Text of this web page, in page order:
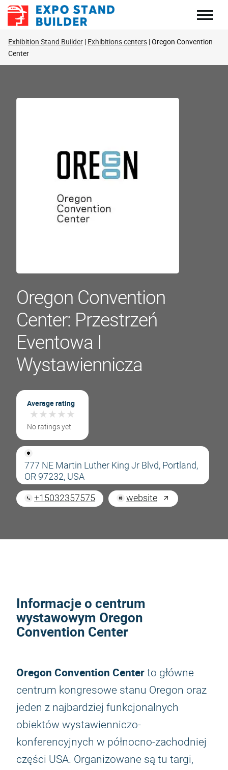
Skip
Exhibition Stand Builder Exhibitions centers Oregon Convention
Center
Oregon Convention
Center: Przestrzeń
Eventowa I
Wystawiennicza
Average rating
★★★★★
★★★★★
No ratings yet
777 NE Martin Luther King Jr Blvd, Portland,
OR 97232, USA
+15032357575
website
Informacje o centrum
wystawowym Oregon
Convention Center
Oregon Convention Center to główne
centrum kongresowe stanu Oregon oraz
jeden z najbardziej funkcjonalnych
obiektów wystawienniczo-
konferencyjnych w północno-zachodniej
części USA. Organizowane są tu targi,